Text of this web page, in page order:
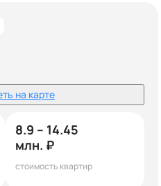
на карте
8.9 – 14.45
млн. ₽
стоимость квартир